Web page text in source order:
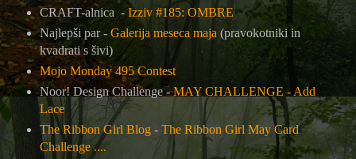
CRAFT-alnica - Izziv #185: OMBRE
Najlepši par - Galerija meseca maja (pravokotniki in
kvadrati s šivi)
Mojo Monday 495 Contest
Noor! Design Challenge -MAY CHALLENGE - Add
Lace
The Ribbon Girl Blog- The Ribbon Girl May Card
Challenge ....